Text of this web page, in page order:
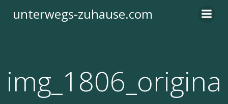
Inhalt
unterwegs-zuhause.com
img_1806_origina